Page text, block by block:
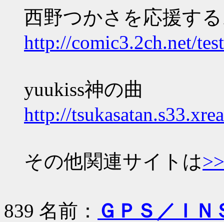
西野つかさを応援する
http://comic3.2ch.net/
yuukiss神の曲
http://
その他関連サイトは
839 名前： ＧＰＳ／ＩＮ